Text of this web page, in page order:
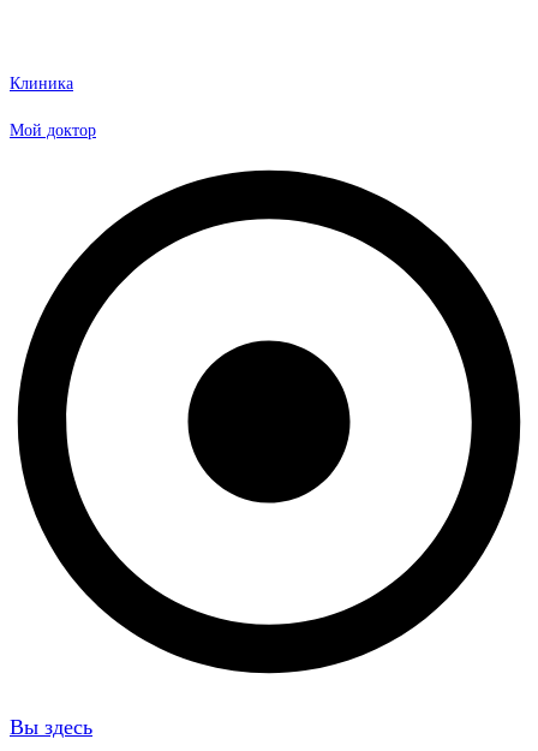
Клиника
Мой доктор
Вы здесь